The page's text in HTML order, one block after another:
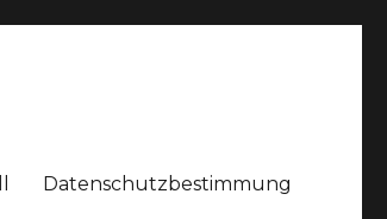
Datenschutzbestimmung